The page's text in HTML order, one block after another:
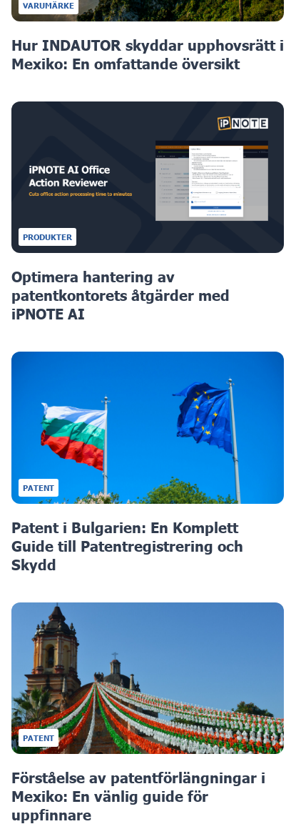
VARUMÄRKE
Hur INDAUTOR skyddar upphovsrätt i
Mexiko: En omfattande översikt
PRODUKTER
Optimera hantering av
patentkontorets åtgärder med
iPNOTE AI
PATENT
Patent i Bulgarien: En Komplett
Guide till Patentregistrering och
Skydd
PATENT
Förståelse av patentförlängningar i
Mexiko: En vänlig guide för
uppfinnare